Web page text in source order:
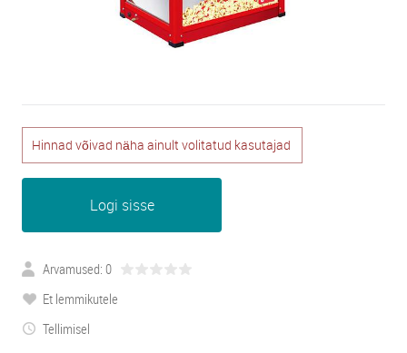
Hinnad võivad näha ainult volitatud kasutajad
Logi sisse
Arvamused: 0
Et lemmikutele
Tellimisel